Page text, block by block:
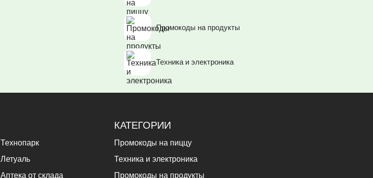
Промокоды на продукты
Техника и электроника
Технопарк
Летуаль
Аптека от склада
КАТЕГОРИИ
Промокоды на пиццу
Техника и электроника
Промокоды на продукты